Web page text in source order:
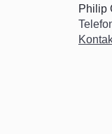
Philip